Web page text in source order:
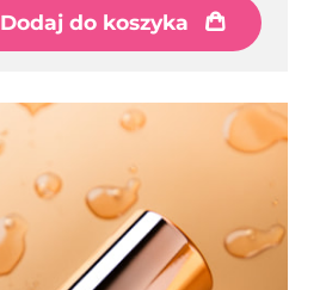
Dodaj do koszyka